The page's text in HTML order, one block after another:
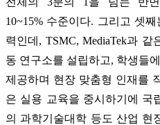
10~15% 수준이다. 그리고 셋
력인데, TSMC, MediaTek과
동 연구소를 설립하고, 학생들
제공하며 현장 맞춤형 인재를
은 실용 교육을 중시하기에 국
의 과학기술대학 등도 산업 현